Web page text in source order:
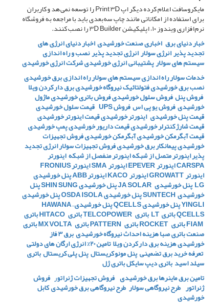
مایکروسافت اعلام کرده دیگر اپ Print 3D را توسعه نمی‌هد و کاربران
برای استفاده از امکاناتی مانند چاپ سه‌بعدی باید با مراجعه به فروشگاه
نرم‌افزاری ویندوز ۱۰، اپلیکیشن 3D Builder را نصب کنند.
خبار دنیای برق اخباری صنعت خورشیدیاخبار دنیای انرژی های
تجدید پذیرانرژی سولارانرژی تجدید پذیرنصب و راه اندازی
سیستم های سولارپشتیبانی انرژی خورشیدیشرکت انرژی خورشیدی
خدمات سولارراه اندازی سیستم های سولارراه اندازی برق خورشیدی
نصب برق خورشیدیفتولتائیکنیروگاه خورشیدیبرق دار کردن ویلا
فروش پنلفروش سلول خورشیدیفروش باتری خورشیدیماژول
خورشیدیفروش یو پی اسفروش UPS قیمت سلول خورشیدی
قیمت پنل خورشیدی اینورتر خورشیدیقیمت اینورتر خورشیدی
قیمت شارژ کنترلر خورشیدیقیمت داریور خورشیدیپمپ خورشیدی
قیمت آبگرمکن خورشیدیآبگرمکن خورشیدیفروش تجهیزات
خورشیدیپیمانکار برق خورشیدیفروش تجهیزات سولارانرژی تجدید
پذیراینورتر متصل از شبکهاینورتر منفصل از شبکهاینورتر
CARSPAاینورتر EPEVER اینورتر SMA اینورتر FRONIUS
اینورتر GROWATT اینورتر KACO اینورتر ABB پنل خورشیدی
LGپنل خورشیدی JA SOLAR پنل خورشیدی SHIN SUNG پنل
خورشیدی SUNTECH پنل خورشیدی OSDA ISOLA پنل خورشیدی
YINGLIپنل خورشیدی QCELLS پنل خورشیدی HAWANA –
QCELLSباتری LT باتری TELCOPOWER باتری HITACO باتری
باتری ROCKET باتری PATTERN باتری MX VOLTA باتری
صنعتباتری صباهزینه احداث نیروگاه خورشیدی برق 3 فاز
خورشیدیهزینه برق دار کردن ویلاتامین 20% انرژی ارگان های دولتی
تعرفه خرید برق تضمینیپنل مونو کریستالپنل پلی کریستالباتری
سیلد اسیدباتری دیپ سایکلباتری ژل
تامین برق ماینرها برق خورشیدی فروش تجهیزات ژنراتور فروش
ژنراتور طرح نیروگاهی سولار طرح نیروگاهی برق خورشیدیکابل
خورشیدی